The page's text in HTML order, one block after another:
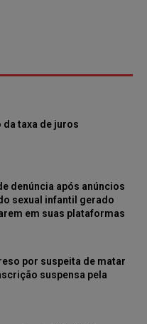
da taxa de juros
denúncia após anúncios
sexual infantil gerado
em suas plataformas
por suspeita de matar
suspensa pela